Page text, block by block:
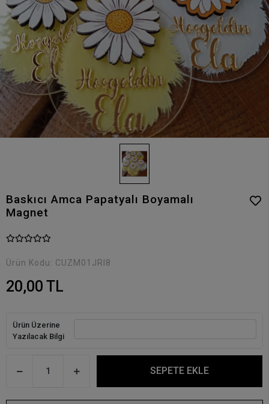
Baskıcı Amca Papatyalı Boyamalı
Magnet
Ürün Kodu: CUZM01JRI8
20,00 TL
Ürün Üzerine
Yazılacak Bilgi
SEPETE EKLE